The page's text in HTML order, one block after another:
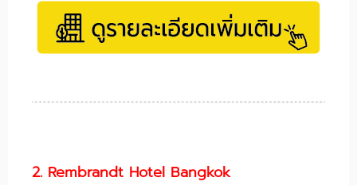
2. Rembrandt Hotel Bangkok